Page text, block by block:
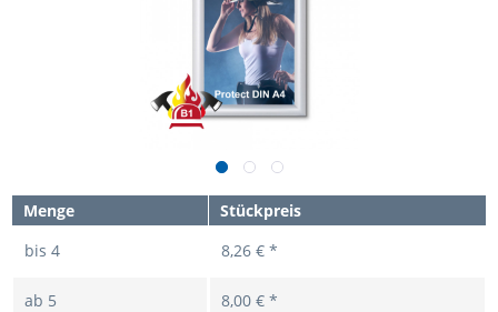
Menge
Stückpreis
bis 4 8,26 € *
ab 5 8,00 € *